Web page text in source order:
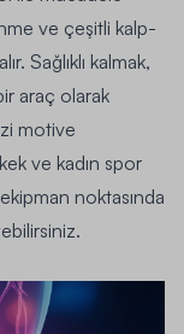
ve çeşitli kalp-
Sağlıklı kalmak,
araç olarak
motive
ve kadın spor
noktasında